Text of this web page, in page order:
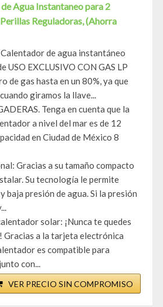
Agua Instantaneo para 2
Perillas Reguladoras, (Ahorra
de agua instantáneo
USO EXCLUSIVO CON GAS LP
de gas hasta en un 80%, ya que
giramos la llave...
Tenga en cuenta que la
a nivel del mar es de 12
en Ciudad de México 8
Gracias a su tamaño compacto
Su tecnología le permite
baja presión de agua. Si la presión
solar: ¡Nunca te quedes
Gracias a la tarjeta electrónica
es compatible para
con...
VER PRECIO SIN COMPROMISO